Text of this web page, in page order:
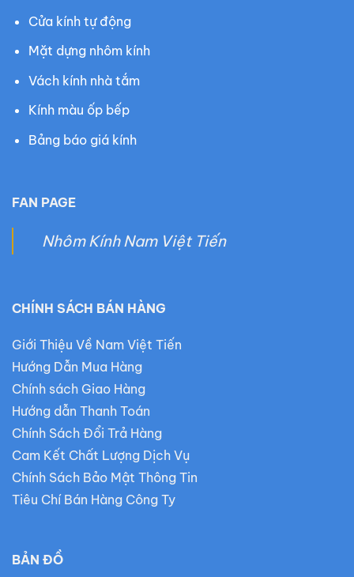
Cửa kính tự động
Mặt dựng nhôm kính
Vách kính nhà tắm
Kính màu ốp bếp
Bảng báo giá kính
FAN PAGE
Nhôm Kính Nam Việt Tiến
CHÍNH SÁCH BÁN HÀNG
Giới Thiệu Về Nam Việt Tiến
Hướng Dẫn Mua Hàng
Chính sách Giao Hàng
Hướng dẫn Thanh Toán
Chính Sách Đổi Trả Hàng
Cam Kết Chất Lượng Dịch Vụ
Chính Sách Bảo Mật Thông Tin
Tiêu Chí Bán Hàng Công Ty
BẢN ĐỒ